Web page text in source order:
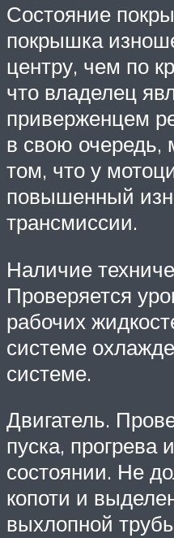
Состояние
покрышка
центру, чем по
что владелец
приверженцем
в свою очередь,
том, что у
повышенный
трансмиссии.
Наличие
Проверяется
рабочих
системе
системе.
Двигатель.
пуска, прогрева
состоянии. Не
копоти и
выхлопной